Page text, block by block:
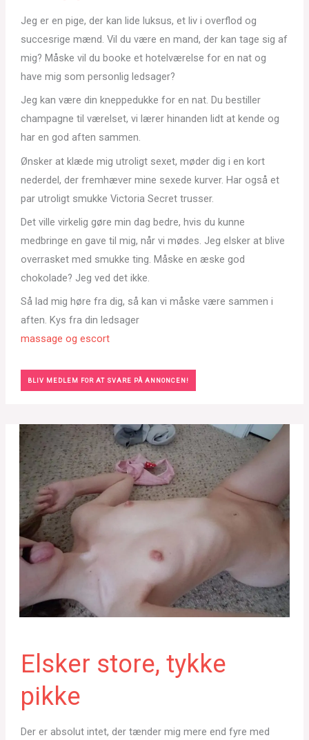
Jeg er en pige, der kan lide luksus, et liv i overflod og
succesrige mænd. Vil du være en mand, der kan tage sig af
mig? Måske vil du booke et hotelværelse for en nat og
have mig som personlig ledsager?
Jeg kan være din kneppedukke for en nat. Du bestiller
champagne til værelset, vi lærer hinanden lidt at kende og
har en god aften sammen.
Ønsker at klæde mig utroligt sexet, møder dig i en kort
nederdel, der fremhæver mine sexede kurver. Har også et
par utroligt smukke Victoria Secret trusser.
Det ville virkelig gøre min dag bedre, hvis du kunne
medbringe en gave til mig, når vi mødes. Jeg elsker at blive
overrasket med smukke ting. Måske en æske god
chokolade? Jeg ved det ikke.
Så lad mig høre fra dig, så kan vi måske være sammen i
aften. Kys fra din ledsager
massage og escort
BLIV MEDLEM FOR AT SVARE PÅ ANNONCEN!
Elsker store, tykke
pikke
Der er absolut intet, der tænder mig mere end fyre med